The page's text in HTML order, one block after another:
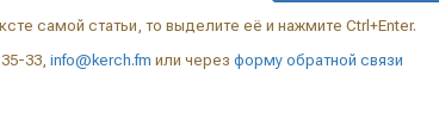
самой статьи, то выделите её и нажмите Ctrl+Enter.
33, info@kerch.fm или через форму обратной связи